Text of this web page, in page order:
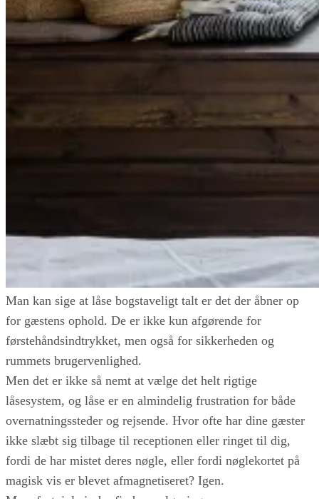
Man kan sige at låse bogstaveligt talt er det der åbner op
for gæstens ophold. De er ikke kun afgørende for
førstehåndsindtrykket, men også for sikkerheden og
rummets brugervenlighed.
Men det er ikke så nemt at vælge det helt rigtige
låsesystem, og låse er en almindelig frustration for både
overnatningssteder og rejsende. Hvor ofte har dine gæster
ikke slæbt sig tilbage til receptionen eller ringet til dig,
fordi de har mistet deres nøgle, eller fordi nøglekortet på
magisk vis er blevet afmagnetiseret? Igen.